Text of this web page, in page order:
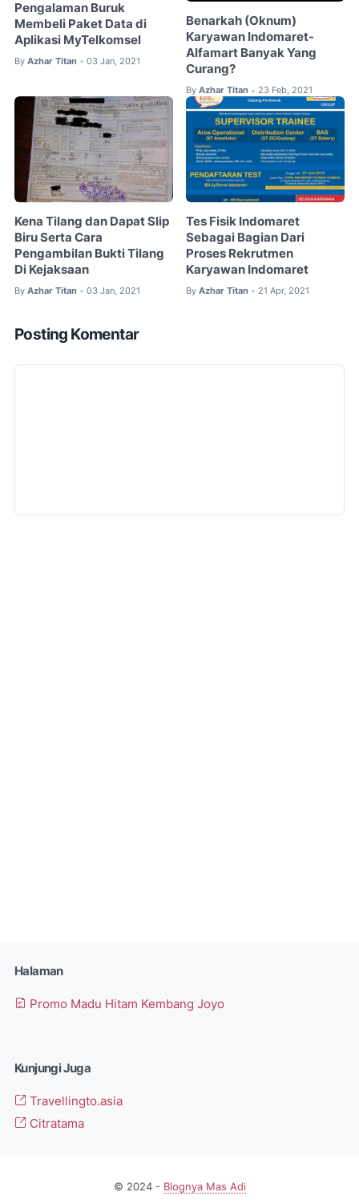
Pengalaman Buruk
Membeli Paket Data di
Aplikasi MyTelkomsel
By Azhar Titan • 03 Jan, 2021
Benarkah (Oknum)
Karyawan Indomaret-
Alfamart Banyak Yang
Curang?
By Azhar Titan • 23 Feb, 2021
Kena Tilang dan Dapat Slip
Biru Serta Cara
Pengambilan Bukti Tilang
Di Kejaksaan
By Azhar Titan • 03 Jan, 2021
Tes Fisik Indomaret
Sebagai Bagian Dari
Proses Rekrutmen
Karyawan Indomaret
By Azhar Titan • 21 Apr, 2021
Posting Komentar
Halaman
Promo Madu Hitam Kembang Joyo
Kunjungi Juga
Travellingto.asia
Citratama
© 2024 - Blognya Mas Adi